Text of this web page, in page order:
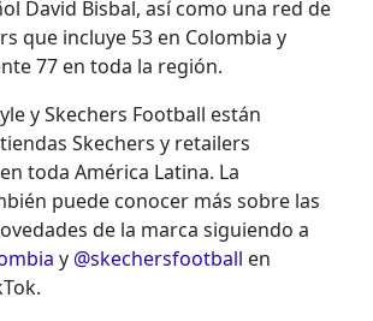
David Bisbal, así como una red de
que incluye 53 en Colombia y
77 en toda la región.
y Skechers Football están
Skechers y retailers
toda América Latina. La
puede conocer más sobre las
de la marca siguiendo a
y @skechersfootball en